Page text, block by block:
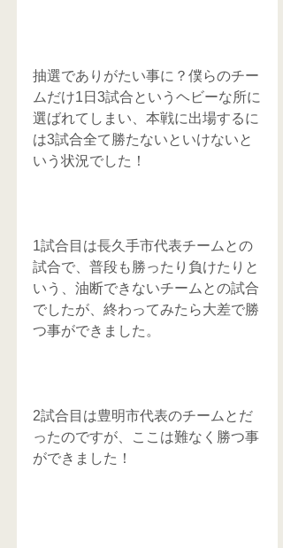
抽選でありがたい事に？僕らのチー
ムだけ1日3試合というヘビーな所に
選ばれてしまい、本戦に出場するに
は3試合全て勝たないといけないと
いう状況でした！
1試合目は長久手市代表チームとの
試合で、普段も勝ったり負けたりと
いう、油断できないチームとの試合
でしたが、終わってみたら大差で勝
つ事ができました。
2試合目は豊明市代表のチームとだ
ったのですが、ここは難なく勝つ事
ができました！